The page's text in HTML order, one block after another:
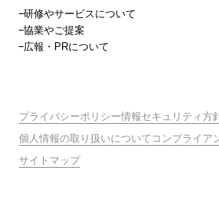
研修やサービスについて
協業やご提案
広報・PRについて
プライバシーポリシー情報セキュリティ方
個人情報の取り扱いについて コンプライア
サイトマップ